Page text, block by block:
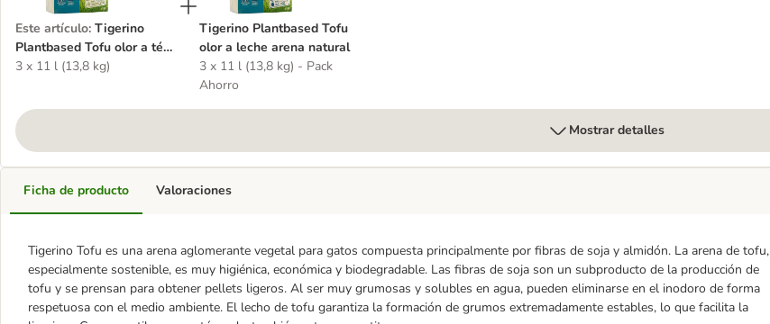
Este artículo: Tigerino
Plantbased Tofu olor a té
verde arena natural
3 x 11 l (13,8 kg)
Tigerino Plantbased Tofu
olor a leche arena natural
3 x 11 l (13,8 kg) - Pack
Ahorro
Mostrar detalles
Ficha de producto
Tigerino Tofu es una arena aglomerante vegetal para gatos compuesta principalmente por fibras de soja y almidón. La arena de tofu,
especialmente sostenible, es muy higiénica, económica y biodegradable. Las fibras de soja son un subproducto de la producción de
tofu y se prensan para obtener pellets ligeros. Al ser muy grumosas y solubles en agua, pueden eliminarse en el inodoro de forma
respetuosa con el medio ambiente. El lecho de tofu garantiza la formación de grumos extremadamente estables, lo que facilita la
Valoraciones